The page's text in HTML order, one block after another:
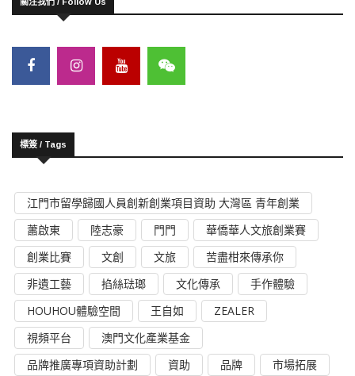
標簽 / Tags
江門市留學歸國人員創新創業項目資助 大灣區 青年創業
蕭啟東
陸志豪 門門
華僑華人文旅創業賽
創業比賽
文創 文旅
苦盡柑來傳承你
非遺工藝
掐絲琺瑯 文化傳承
手作體驗
HOUHOU體驗空間
王自如
ZEALER
視頻平台
澳門文化產業基金
品牌推廣專項資助計劃
資助 品牌
市場拓展